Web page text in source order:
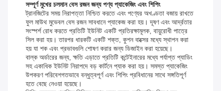
সম্পূর্ণ মুখের চলমান বেস রজন জন্য পণ্য প্যাকেজিং এবং শিপিং
ট্রানজিটের সময় নিরাপত্তা নিশ্চিত করতে এবং পণ্যের অখণ্ডতা বজায় রাখতে
ফুল মাউথ মুভেবল বেস রজন সাবধানে প্যাকেজ করা হয়। দূষণ এবং আর্দ্রতার
সংস্পর্শ রোধ করতে প্রতিটি ইউনিট একটি প্রতিরক্ষামূলক, বায়ুরোধী পাত্রে
সিল করা হয়। তারপর ধারকটি একটি শক্ত, কুশন বাক্সের মধ্যে স্থাপন করা
হয় যা শক এবং প্রভাবগুলি শোষণ করার জন্য ডিজাইন করা হয়েছে।
বাল্ক অর্ডারের জন্য, ক্ষতি এড়াতে প্রতিটি কন্টেইনারের মধ্যে পর্যাপ্ত প্যাডিং
সহ একাধিক ইউনিট নিরাপদে বড় কার্টনে প্যাক করা হয়। সমস্ত প্যাকেজিং
উপকরণ পরিবেশগতভাবে বন্ধুত্বপূর্ণ এবং শিপিং প্রবিধানের সাথে সঙ্গতিপূর্ণ
হতে বেছে নেওয়া হয়েছে।